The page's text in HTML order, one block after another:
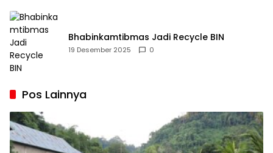
Bhabinkamtibmas Jadi Recycle BIN
19 Desember 2025 0
Pos Lainnya